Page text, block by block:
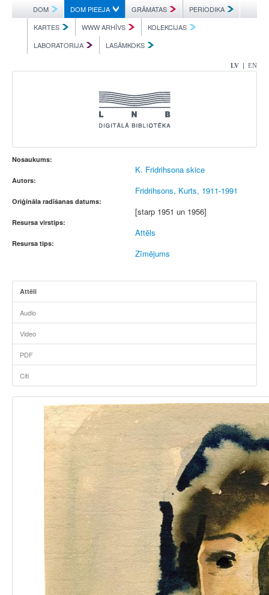
DOM DOM PIEEJA GRĀMATAS
PERIODIKA
KARTES
WWW ARHĪVS
KOLEKCIJAS
LABORATORIJA
LASĀMKOKS
LV | EN
Nosaukums:
K. Fridrihsona skice
Autors:
Fridrihsons, Kurts, 1911-1991
Oriģināla radīšanas datums:
[starp 1951 un 1956]
Resursa virstips:
Attēls
Resursa tips:
Zīmējums
Attēli
Audio
Video
PDF
Citi